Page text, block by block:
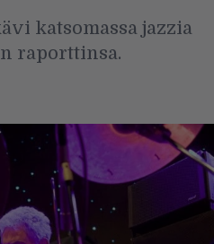
katsomassa jazzia
raporttinsa.